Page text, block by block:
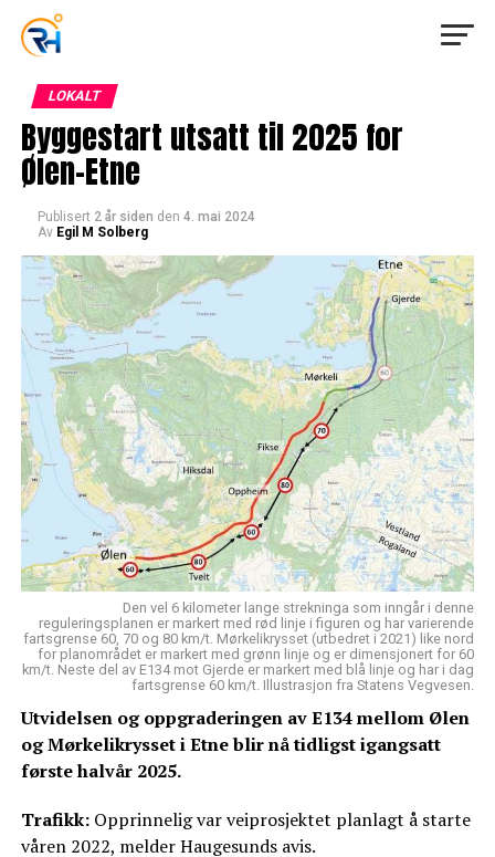
LOKALT
Byggestart utsatt til 2025 for
Ølen-Etne
Publisert 2 år siden den 4. mai 2024
Av Egil M Solberg
Den vel 6 kilometer lange strekninga som inngår i denne
reguleringsplanen er markert med rød linje i figuren og har varierende
fartsgrense 60, 70 og 80 km/t. Mørkelikrysset (utbedret i 2021) like nord
for planområdet er markert med grønn linje og er dimensjonert for 60
km/t. Neste del av E134 mot Gjerde er markert med blå linje og har i dag
fartsgrense 60 km/t. Illustrasjon fra Statens Vegvesen.
Utvidelsen og oppgraderingen av E134 mellom Ølen
og Mørkelikrysset i Etne blir nå tidligst igangsatt
første halvår 2025.
Trafikk:Opprinnelig var veiprosjektet planlagt å starte
våren 2022, melder Haugesunds avis.